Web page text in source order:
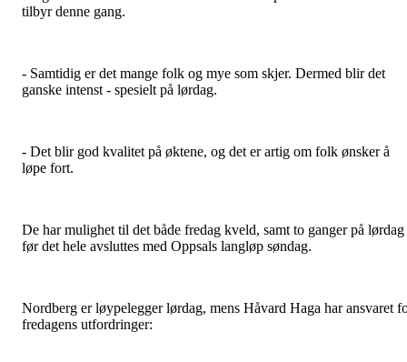
tilbyr denne gang.
- Samtidig er det mange folk og mye som skjer. Dermed blir det
ganske intenst - spesielt på lørdag.
- Det blir god kvalitet på øktene, og det er artig om folk ønsker å
løpe fort.
De har mulighet til det både fredag kveld, samt to ganger på lørdag
før det hele avsluttes med Oppsals langløp søndag.
Nordberg er løypelegger lørdag, mens Håvard Haga har ansvaret
fredagens utfordringer: